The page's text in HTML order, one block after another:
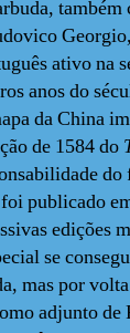
ativo na
anos do
da China
de 1584 do
publicado
edições
se
mas por
adjunto de